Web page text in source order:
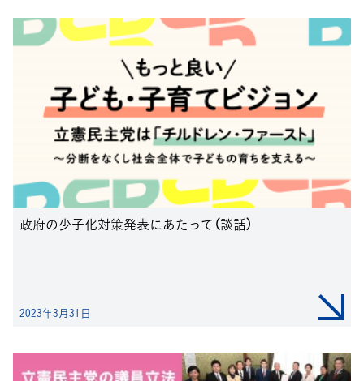
政府の少子化対策発表にあたって（談話）
2023年3月31日